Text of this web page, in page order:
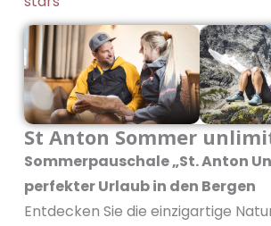
o
k
r
a
m
i
n
e
St Anton Sommer
Sommerpauschale „St. Anton
perfekter Urlaub in den Bergen
Entdecken Sie die einzigartige